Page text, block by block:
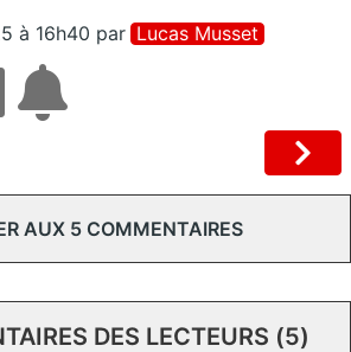
à 16h40 par Lucas Musset
AUX 5 COMMENTAIRES
DES LECTEURS (5)